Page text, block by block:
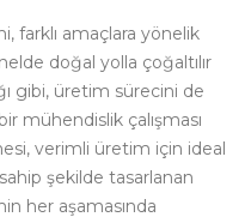
farklı amaçlara yönelik
doğal yolla çoğaltılır
gibi, üretim sürecini de
mühendislik çalışması
verimli üretim için ideal
şekilde tasarlanan
her aşamasında